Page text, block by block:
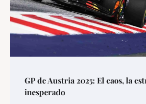
GP de Austria 2025: El caos, la
inesperado